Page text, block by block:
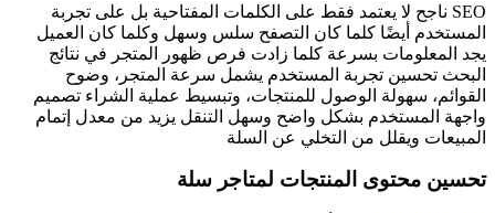
SEO ناجح لا يعتمد فقط على الكلمات المفتاحية بل على تجربة
المستخدم أيضًا كلما كان التصفح سلس وسهل وكلما كان العميل
يجد المعلومات بسرعة كلما زادت فرص ظهور المتجر في نتائج
البحث تحسين تجربة المستخدم يشمل سرعة المتجر، وضوح
القوائم، سهولة الوصول للمنتجات، وتبسيط عملية الشراء تصميم
واجهة المستخدم بشكل واضح وسهل التنقل يزيد من معدل إتمام
المبيعات ويقلل من التخلي عن السلة
تحسين محتوى المنتجات لمتاجر سلة